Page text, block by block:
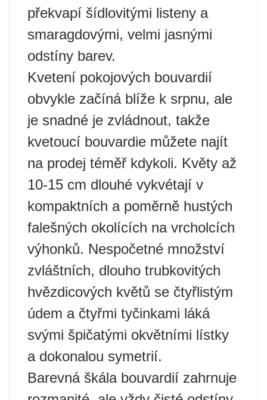
překvapí šídlovitými listeny a
smaragdovými, velmi jasnými
odstíny barev.
Kvetení pokojových bouvardií
obvykle začíná blíže k srpnu, ale
je snadné je zvládnout, takže
kvetoucí bouvardie můžete najít
na prodej téměř kdykoli. Květy až
10-15 cm dlouhé vykvétají v
kompaktních a poměrně hustých
falešných okolících na vrcholcích
výhonků. Nespočetné množství
zvláštních, dlouho trubkovitých
hvězdicových květů se čtyřlistým
údem a čtyřmi tyčinkami láká
svými špičatými okvětními lístky
a dokonalou symetrií.
Barevná škála bouvardií zahrnuje